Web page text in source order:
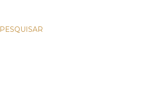
PESQUISAR